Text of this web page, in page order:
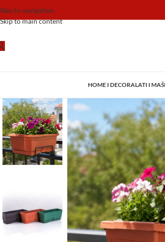
Skip to navigation
Skip to main content
HOME I DECORALATI I